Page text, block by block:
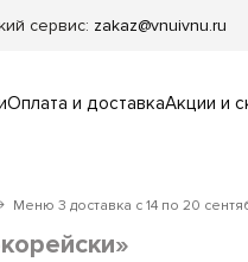
сервис: zakaz@vnuivnu.ru
Оплата и доставкаАкции и
Меню 3 доставка с 14 по 20